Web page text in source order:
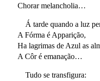
Chorar melancholia…
Á tarde quando a luz
A Fórma é Apparição,
Ha lagrimas de Azul as
A Côr é emanação…
Tudo se transfigura: